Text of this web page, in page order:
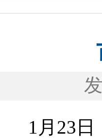
1月23日，